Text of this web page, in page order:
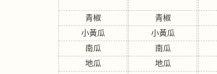
青椒
小黃瓜
南瓜
地瓜
青椒
小黃瓜
南瓜
地瓜